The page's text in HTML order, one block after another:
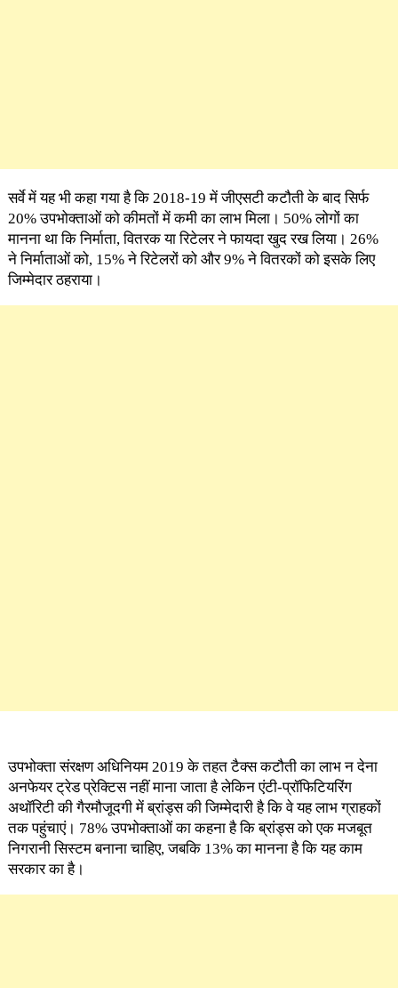
सर्वे में यह भी कहा गया है कि 2018-19 में जीएसटी कटौती के बाद सिर्फ
20% उपभोक्ताओं को कीमतों में कमी का लाभ मिला। 50% लोगों का
मानना था कि निर्माता, वितरक या रिटेलर ने फायदा खुद रख लिया। 26%
ने निर्माताओं को, 15% ने रिटेलरों को और 9% ने वितरकों को इसके लिए
जिम्मेदार ठहराया।
उपभोक्ता संरक्षण अधिनियम 2019 के तहत टैक्स कटौती का लाभ न देना
अनफेयर ट्रेड प्रेक्टिस नहीं माना जाता है लेकिन एंटी-प्रॉफिटियरिंग
अथॉरिटी की गैरमौजूदगी में ब्रांड्स की जिम्मेदारी है कि वे यह लाभ ग्राहकों
तक पहुंचाएं। 78% उपभोक्ताओं का कहना है कि ब्रांड्स को एक मजबूत
निगरानी सिस्टम बनाना चाहिए, जबकि 13% का मानना है कि यह काम
सरकार का है।